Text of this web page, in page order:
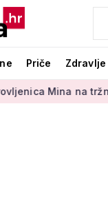
Priče Zdravlje
tržnici prodaje